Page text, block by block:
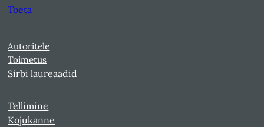
Toeta
Autoritele
Toimetus
Sirbi laureaadid
Tellimine
Kojukanne